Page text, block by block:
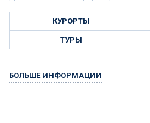
КУРОРТЫ
ТУРЫ
БОЛЬШЕ ИНФОРМАЦИИ